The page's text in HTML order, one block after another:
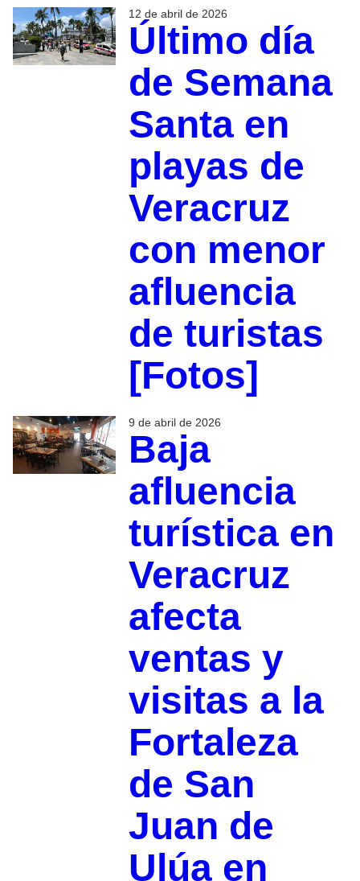
12 de abril de 2026
Último día
de Semana
Santa en
playas de
Veracruz
con menor
afluencia
de turistas
[Fotos]
9 de abril de 2026
Baja
afluencia
turística en
Veracruz
afecta
ventas y
visitas a la
Fortaleza
de San
Juan de
Ulúa en